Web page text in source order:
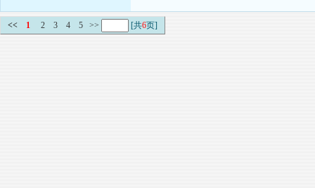
<< 1 2 3 4 5 >> [共6页]